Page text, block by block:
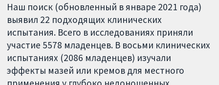
Наш поиск (обновленный в январе 2021 года)
выявил 22 подходящих клинических
испытания. Всего в исследованиях приняли
участие 5578 младенцев. В восьми клинических
испытаниях (2086 младенцев) изучали
эффекты мазей или кремов для местного